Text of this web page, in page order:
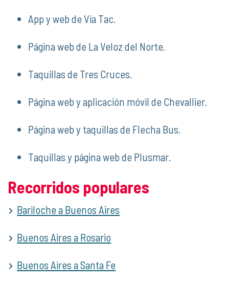
App y web de Vía Tac.
Página web de La Veloz del Norte.
Taquillas de Tres Cruces.
Página web y aplicación móvil de Chevallier.
Página web y taquillas de Flecha Bus.
Taquillas y página web de Plusmar.
Recorridos populares
Bariloche a Buenos Aires
Buenos Aires a Rosario
Buenos Aires a Santa Fe